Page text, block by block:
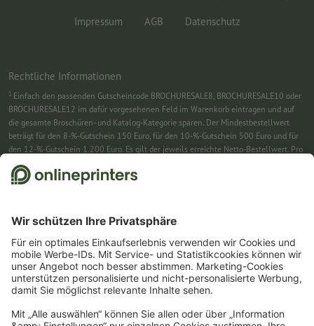
Impressum AGB Datenschutz
Rechtliche Informationen
1 Einfach den passenden Gutscheincode BROCHURESALE8, BROCHURESALE10 oder
BROCHURESALE12 im dafür vorgesehenen Feld im Warenkorb eintragen und auf
die gesamte Broschüren- und Katalog-Kategorie sparen. Der Mindestbestellwert
beträgt für den 8-%-Gutschein 150 Euro, für den 10-%-Gutschein 500 Euro und für
den 12-%-Gutschein 1.200 Euro. Es gilt der jeweils erreichte Netto-Bestellwert. Pro
Bestellung ist nur ein Gutscheincode einlösbar. Mehrfach einlösbar. Keine
Barauszahlung. Nicht mit weiteren Aktionen kombinierbar. Die Aktion gilt bis
einen Klick bestätigen. Erst dann senden wir Ihnen den Rabattcode und künftig
unseren Newsletter zu. Natürlich können Sie sich jederzeit swieder abmelden.
Maximale Höhe des Rabatts: 150 € des Bestellwerts (netto). Einmalig einlösbar.
Kein Mindestbestellwert. Keine Barauszahlung. Nicht mit weiteren Aktionen oder
Gutscheincodes kombinierbar.Der Gutschein ist nach Erhalt sechs Wochen gültig.
Warenkorb eintragen und auf ausgewählte Produkte sparen. Kein